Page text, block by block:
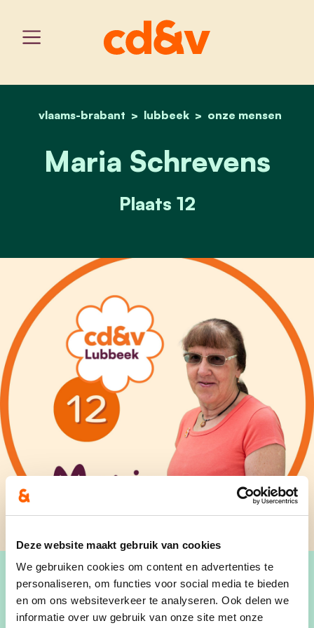
Deze website maakt gebruik van cookies
We gebruiken cookies om content en advertenties te
personaliseren, om functies voor social media te bieden
en om ons websiteverkeer te analyseren. Ook delen we
informatie over uw gebruik van onze site met onze
home
vlaams-brabant lubbeek onze mensen
maria schrevens
Maria Schrevens
Plaats 12